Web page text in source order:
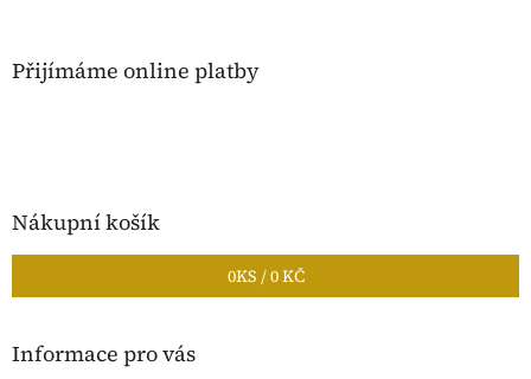
Přijímáme online platby
Nákupní košík
0KS /0 KČ
Informace pro vás